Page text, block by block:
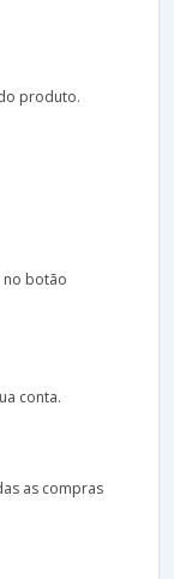
produto.
no botão
conta.
as compras